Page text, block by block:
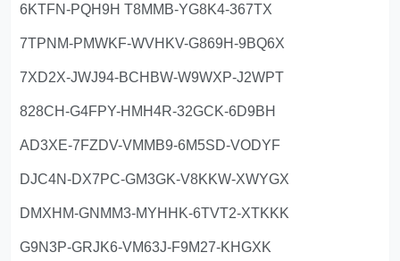
6KTFN-PQH9H T8MMB-YG8K4-367TX
7TPNM-PMWKF-WVHKV-G869H-9BQ6X
7XD2X-JWJ94-BCHBW-W9WXP-J2WPT
828CH-G4FPY-HMH4R-32GCK-6D9BH
AD3XE-7FZDV-VMMB9-6M5SD-VODYF
DJC4N-DX7PC-GM3GK-V8KKW-XWYGX
DMXHM-GNMM3-MYHHK-6TVT2-XTKKK
G9N3P-GRJK6-VM63J-F9M27-KHGXK